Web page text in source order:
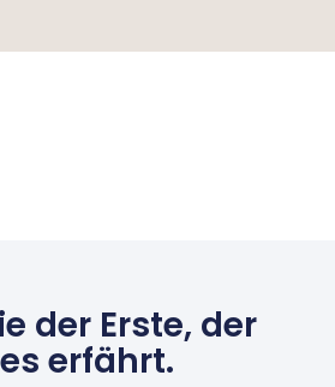
der Erste, der
erfährt.